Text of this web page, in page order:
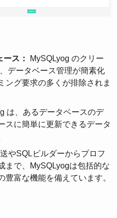
ス：
MySQLyog のクリー
データベース管理が簡素化
ング要求の多くが排除されま
は、あるデータベースのデ
スに簡単に更新できるデータ
やSQLビルダーからプロフ
まで、MySQLyogは包括的な
豊富な機能を備えています。